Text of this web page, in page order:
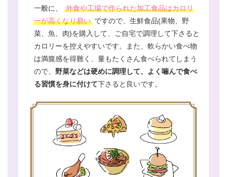
一般に、
外食や工場で作られた加工食品はカロリ
ーが高くなり易いですので、生鮮食品(果物、野
菜、魚、肉)を購入して、ご自宅で調理して下さると
カロリーを控えやすいです。また、軟らかい食べ物
は満腹感を得難く、量もたくさん食べられてしまう
ので、 野菜などは硬めに調理して、よく噛んで食べ
る習慣を身に付けて下さると良いです。